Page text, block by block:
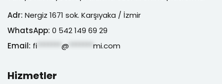
Adr: Nergiz 1671 sok. Karşıyaka / İzmir
WhatsApp: 0 542 149 69 29
Email: fi @ mi.com
Hizmetler